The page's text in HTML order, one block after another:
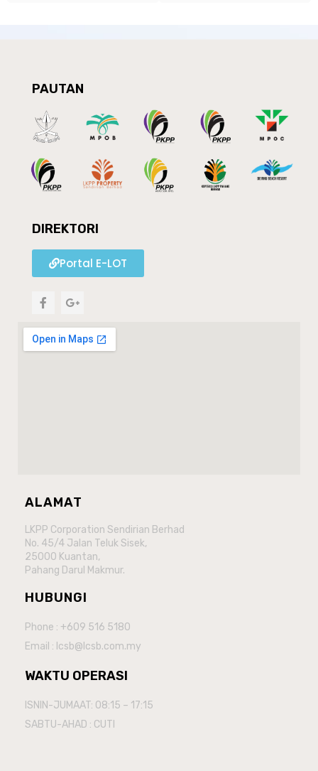
ALAMAT
LKPP Corporation Sendirian Berhad
No. 45/4 Jalan Teluk Sisek,
25000 Kuantan,
Pahang Darul Makmur.
HUBUNGI
Phone : +609 516 5180
Email : lcsb@lcsb.com.my
WAKTU OPERASI
ISNIN-JUMAAT: 08:15 – 17:15
SABTU-AHAD : CUTI
PAUTAN
DIREKTORI
Portal E-LOT